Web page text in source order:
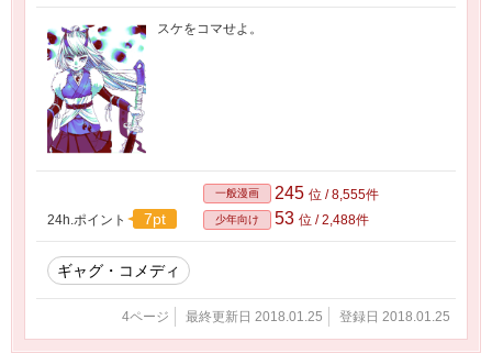
スケをコマせよ。
24h.ポイント 7pt
一般漫画 245 位 / 8,555件
少年向け 53 位 / 2,488件
ギャグ・コメディ
4ページ 最終更新日 2018.01.25 登録日 2018.01.25